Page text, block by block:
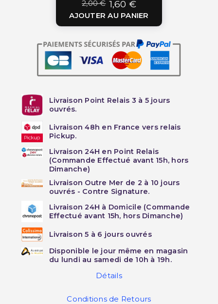
2,00 € 1,60 €
AJOUTER AU PANIER
Livraison Point Relais 3 à 5 jours
ouvrés.
Livraison 48h en France vers relais
Pickup.
Livraison 24H en Point Relais
(Commande Effectué avant 15h, hors
Dimanche)
Livraison Outre Mer de 2 à 10 jours
ouvrés - Contre Signature.
Livraison 24H à Domicile (Commande
Effectué avant 15h, hors Dimanche)
Livraison 5 à 6 jours ouvrés
Disponible le jour même en magasin
du lundi au samedi de 10h à 19h.
Détails
Conditions de Retours